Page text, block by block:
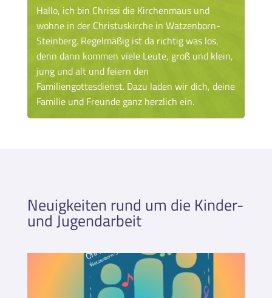
Hallo, ich bin Chrissi die Kirchenmaus und
wohne in der Christuskirche in Watzenborn-
Steinberg. Regelmäßig ist da richtig was los,
denn dann kommen viele Leute, groß und klein,
jung und alt und feiern den
Familiengottesdienst. Dazu laden wir dich, deine
Familie und Freunde ganz herzlich ein.
Neuigkeiten rund um die Kinder-
und Jugendarbeit